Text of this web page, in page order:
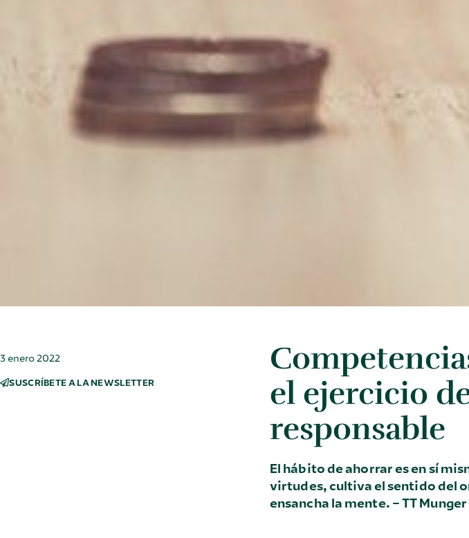
3 enero 2022
SUSCRÍBETE A LA NEWSLETTER
el ejercicio
responsable
El hábito de ahorrar es en sí
virtudes, cultiva el sentido del
ensancha la mente. – TT Munger